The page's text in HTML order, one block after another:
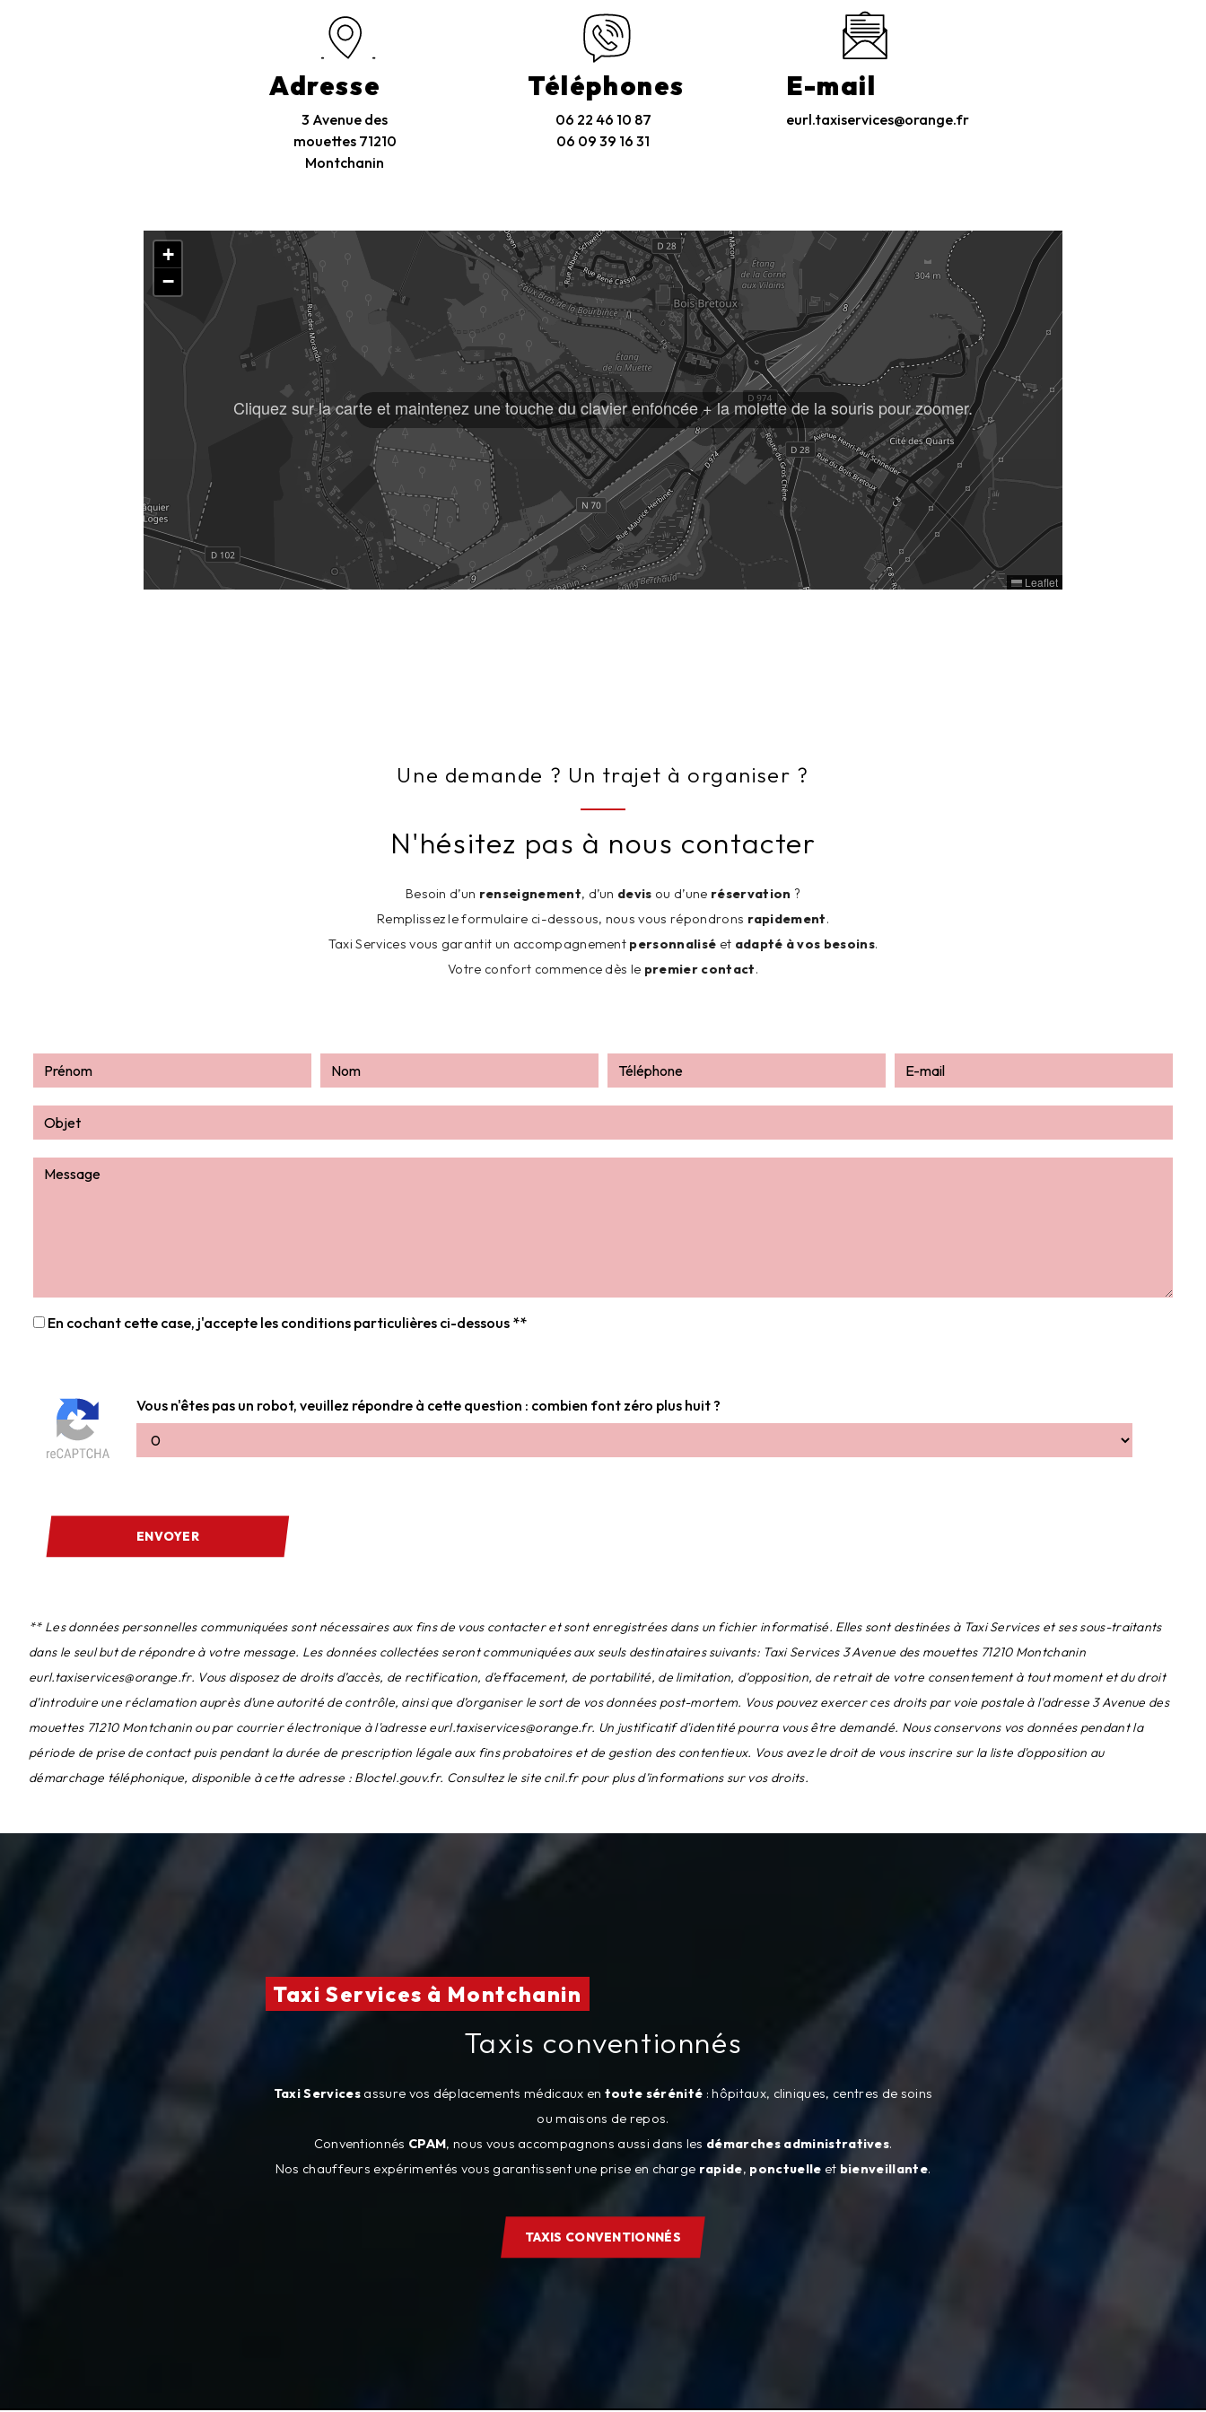
Adresse
3 Avenue des
mouettes 71210
Montchanin
Téléphones
06 22 46 10 87
06 09 39 16 31
E-mail
eurl.taxiservices@orange.fr
Cliquez sur la carte et maintenez une touche du clavier enfoncée + la molette de la souris pour zoomer.
+
−
Leaflet
Une demande ? Un trajet à organiser ?
N'hésitez pas à nous contacter
Besoin d’un renseignement, d’un devis ou d’une réservation ?
Remplissez le formulaire ci-dessous, nous vous répondrons rapidement.
Taxi Services vous garantit un accompagnement personnalisé et adapté à vos besoins.
Votre confort commence dès le premier contact.
En cochant cette case, j'accepte les conditions particulières ci-dessous **
Vous n'êtes pas un robot, veuillez répondre à cette question : combien font zéro plus huit ?
ENVOYER
** Les données personnelles communiquées sont nécessaires aux fins de vous contacter et sont enregistrées dans un fichier informatisé. Elles sont destinées à Taxi Services et ses sous-traitants
dans le seul but de répondre à votre message. Les données collectées seront communiquées aux seuls destinataires suivants: Taxi Services 3 Avenue des mouettes 71210 Montchanin
eurl.taxiservices@orange.fr. Vous disposez de droits d’accès, de rectification, d’effacement, de portabilité, de limitation, d’opposition, de retrait de votre consentement à tout moment et du droit
d’introduire une réclamation auprès d’une autorité de contrôle, ainsi que d’organiser le sort de vos données post-mortem. Vous pouvez exercer ces droits par voie postale à l'adresse 3 Avenue des
mouettes 71210 Montchanin ou par courrier électronique à l'adresse eurl.taxiservices@orange.fr. Un justificatif d'identité pourra vous être demandé. Nous conservons vos données pendant la
période de prise de contact puis pendant la durée de prescription légale aux fins probatoires et de gestion des contentieux. Vous avez le droit de vous inscrire sur la liste d'opposition au
démarchage téléphonique, disponible à cette adresse : Bloctel.gouv.fr. Consultez le site cnil.fr pour plus d’informations sur vos droits.
Taxi Services à Montchanin
Taxis conventionnés
Taxi Services assure vos déplacements médicaux en toute sérénité : hôpitaux, cliniques, centres de soins
ou maisons de repos.
Conventionnés CPAM, nous vous accompagnons aussi dans les démarches administratives.
Nos chauffeurs expérimentés vous garantissent une prise en charge rapide, ponctuelle et bienveillante.
TAXIS CONVENTIONNÉS